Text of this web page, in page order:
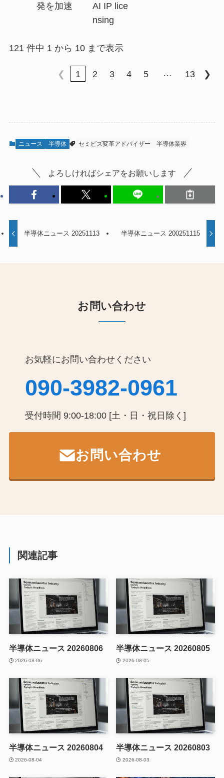
発を加速
AI IP lice
nsing
121 件中 1 から 10 まで表示
❮ 1 2 3 4 5 … 13 ❯
ニュース 半導体 セミビズ変革アドバイザー 半導体業界
よろしければシェアをお願いします
半導体ニュース 20251113 半導体ニュース 200251115
お問い合わせ
お気軽にお問い合わせください
090-3982-0961
受付時間 9:00-18:00 [土・日・祝日除く]
お問い合わせ
関連記事
半導体ニュース 20260806
2026-08-06
半導体ニュース 20260805
2026-08-05
半導体ニュース 20260804
2026-08-04
半導体ニュース 20260803
2026-08-03